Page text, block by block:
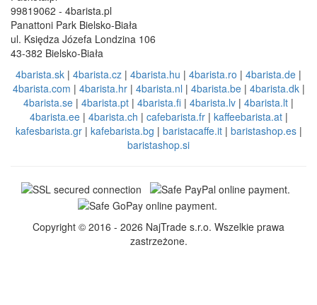
99819062 - 4barista.pl
Panattoni Park Bielsko-Biała
ul. Księdza Józefa Londzina 106
43-382 Bielsko-Biała
4barista.sk | 4barista.cz | 4barista.hu | 4barista.ro | 4barista.de |
4barista.com | 4barista.hr| 4barista.nl | 4barista.be| 4barista.dk|
4barista.se | 4barista.pt | 4barista.fi | 4barista.lv | 4barista.lt |
4barista.ee| 4barista.ch | cafebarista.fr| kaffeebarista.at|
kafesbarista.gr| kafebarista.bg | baristacaffe.it| baristashop.es|
baristashop.si
Copyright © 2016 - 2026 NajTrade s.r.o. Wszelkie prawa
zastrzeżone.